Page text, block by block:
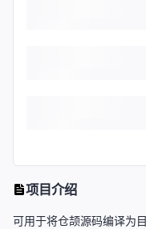
项目介绍
可用于将仓颉源码编译为